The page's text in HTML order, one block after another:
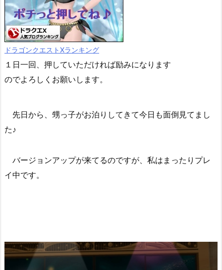
ドラゴンクエストXランキング
１日一回、押していただければ励みになります
のでよろしくお願いします。
先日から、甥っ子がお泊りしてきて今日も面倒見てまし
た♪
バージョンアップが来てるのですが、私はまったりプレ
イ中です。